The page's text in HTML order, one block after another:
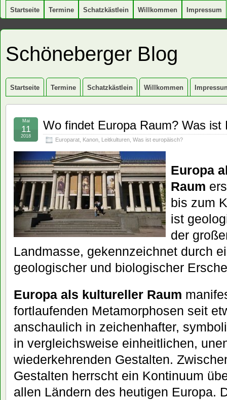
Startseite Termine Schatzkästlein Willkommen Impressum
Schöneberger Blog
Startseite Termine Schatzkästlein Willkommen
Wo findet Europa Raum? Was ist
Europarat Kanon Leitkulturen Was ist europäisch?
Mai
11
2018
Europa
Raum
bis zum
ist
der
Landmasse, gekennzeichnet durch
geologischer und biologischer
Europa als kultureller Raum
fortlaufenden Metamorphosen seit
anschaulich in zeichenhafter,
in vergleichsweise einheitlichen,
wiederkehrenden Gestalten.
Gestalten herrscht ein Kontinuum
allen Ländern des heutigen Europa.